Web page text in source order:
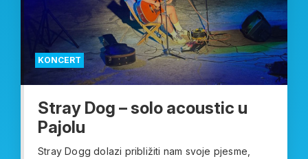
KONCERT
Stray Dog – solo acoustic u
Pajolu
Stray Dogg dolazi približiti nam svoje pjesme,